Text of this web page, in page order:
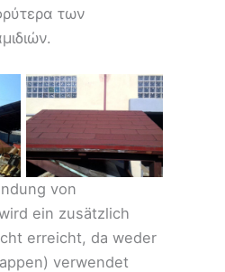
των
von
ein zusätzlich
erreicht, da weder
verwendet